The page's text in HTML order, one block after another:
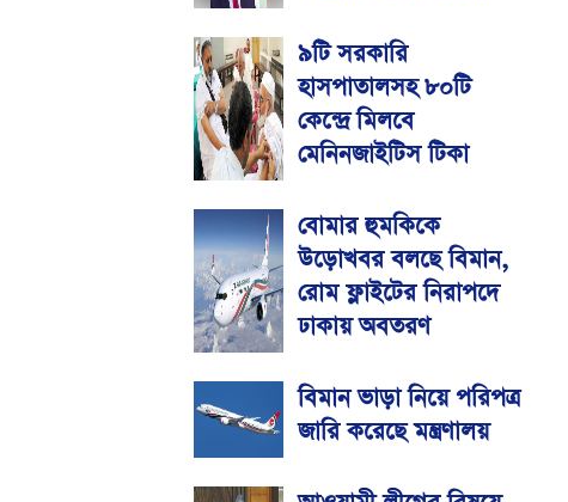
৯টি সরকারি
হাসপাতালসহ ৮০টি
কেন্দ্রে মিলবে
মেনিনজাইটিস টিকা
বোমার হুমকিকে
উড়োখবর বলছে বিমান,
রোম ফ্লাইটের নিরাপদে
ঢাকায় অবতরণ
বিমান ভাড়া নিয়ে পরিপত্র
জারি করেছে মন্ত্রণালয়